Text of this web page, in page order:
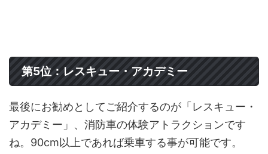
第5位：レスキュー・アカデミー
最後にお勧めとしてご紹介するのが「レスキュー・
アカデミー」、消防車の体験アトラクションです
ね。90cm以上であれば乗車する事が可能です。